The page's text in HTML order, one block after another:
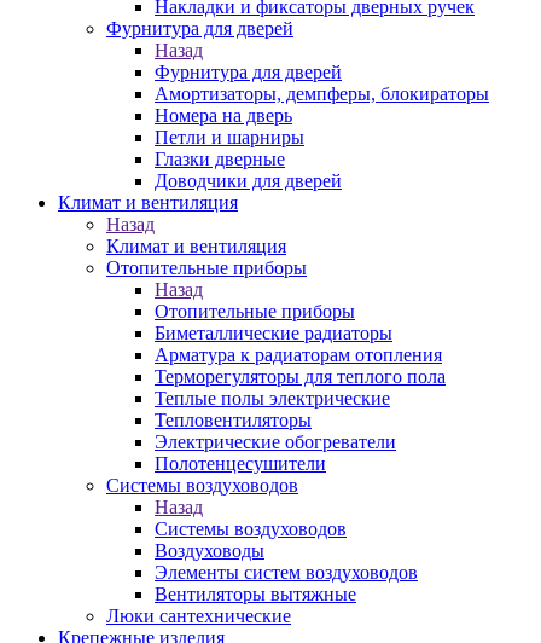
Накладки и фиксаторы дверных ручек
Фурнитура для дверей
Назад
Фурнитура для дверей
Амортизаторы, демпферы, блокираторы
Номера на дверь
Петли и шарниры
Глазки дверные
Доводчики для дверей
Климат и вентиляция
Назад
Климат и вентиляция
Отопительные приборы
Назад
Отопительные приборы
Биметаллические радиаторы
Арматура к радиаторам отопления
Терморегуляторы для теплого пола
Теплые полы электрические
Тепловентиляторы
Электрические обогреватели
Полотенцесушители
Системы воздуховодов
Назад
Системы воздуховодов
Воздуховоды
Элементы систем воздуховодов
Вентиляторы вытяжные
Люки сантехнические
Крепежные изделия